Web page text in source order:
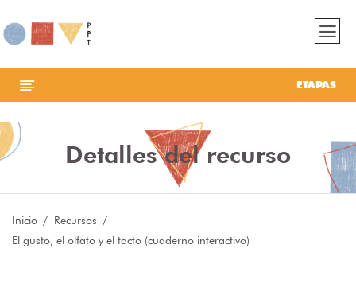
ETAPAS
Detalles del recurso
Inicio
Recursos
El gusto, el olfato y el tacto (cuaderno interactivo)